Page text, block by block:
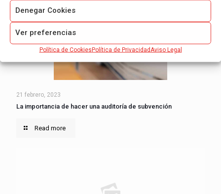
Denegar Cookies
Ver preferencias
Política de CookiesPolítica de Privacidad Aviso Legal
21 febrero, 2023
La importancia de hacer una auditoría de subvención
Read more